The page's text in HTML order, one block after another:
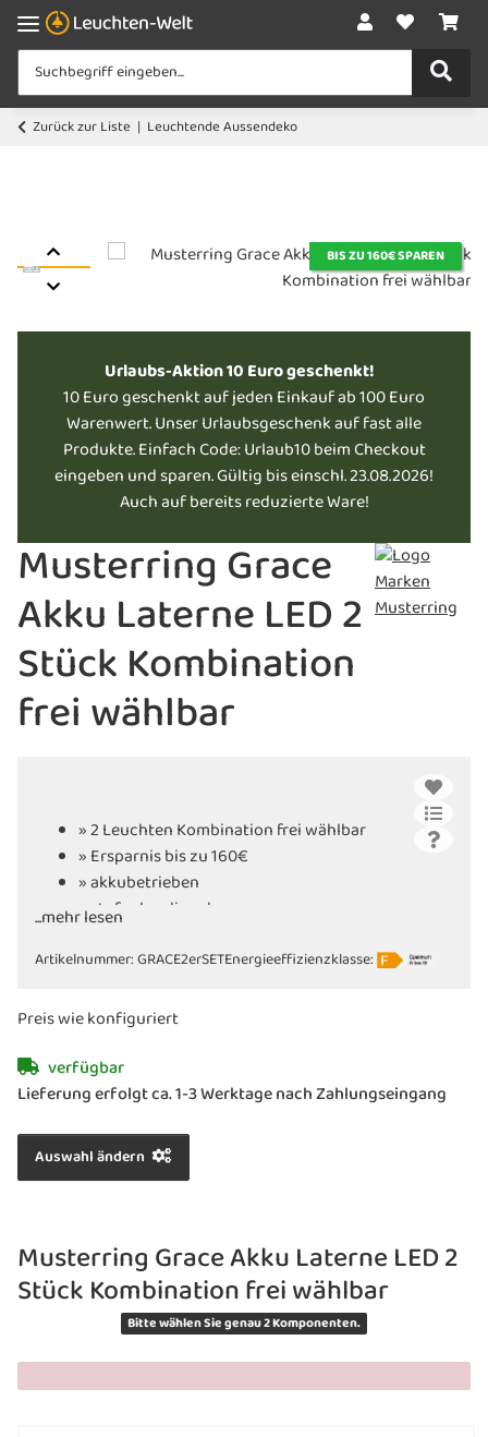
Zurück zur Liste Leuchtende Aussendeko
BIS ZU 160€ SPAREN
Urlaubs-Aktion 10 Euro geschenkt!
10 Euro geschenkt auf jeden Einkauf ab 100 Euro
Warenwert. Unser Urlaubsgeschenk auf fast alle
Produkte. Einfach Code: Urlaub10 beim Checkout
eingeben und sparen. Gültig bis einschl. 23.08.2026!
Auch auf bereits reduzierte Ware!
Musterring Grace
Akku Laterne LED 2
Stück Kombination
frei wählbar
» 2 Leuchten Kombination frei wählbar
» Ersparnis bis zu 160€
» akkubetrieben
» stufenlos dimmbar
Griff
» bis zu 24 Stunden einsatzbereit
» Schutzart IP65 - outdoortauglich
» inkl. USB-Ladekabel
erhältlich
...mehr lesen
Artikelnummer:GRACE2erSETEnergieeffizienzklasse:
Preis wie konfiguriert
verfügbar
Lieferung erfolgt ca. 1-3 Werktage nach Zahlungseingang
Auswahl ändern
Musterring Grace Akku Laterne LED 2
Stück Kombination frei wählbar
Bitte wählen Sie genau 2 Komponenten.
x